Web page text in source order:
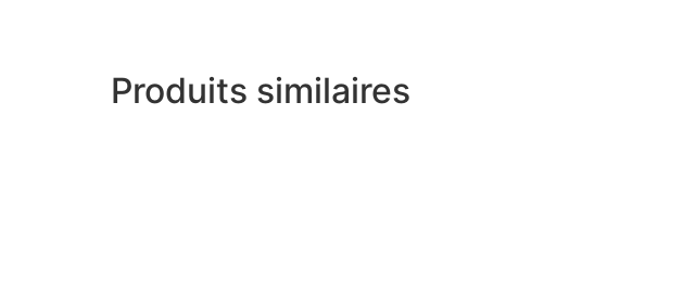
Produits similaires